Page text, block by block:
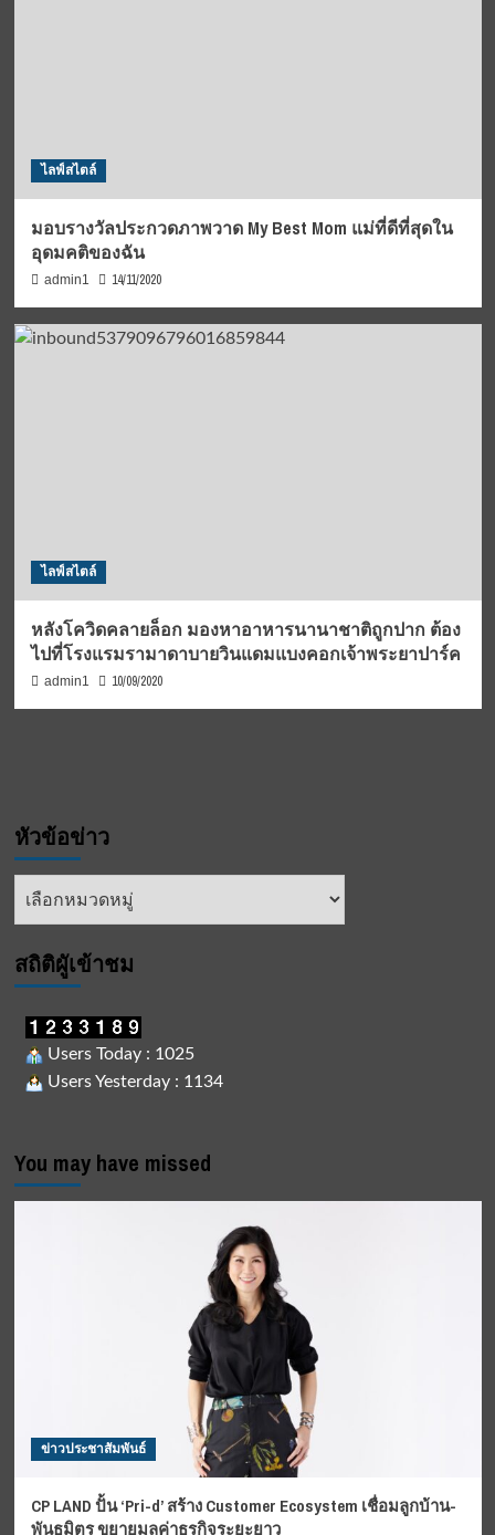
ไลฟ์สไตล์
มอบรางวัลประกวดภาพวาด My Best Mom แม่ที่ดีที่สุดใน
อุดมคติของฉัน
admin1 14/11/2020
ไลฟ์สไตล์
หลังโควิดคลายล็อก มองหาอาหารนานาชาติถูกปาก ต้อง
ไปที่โรงแรมรามาดาบายวินแดมแบงคอกเจ้าพระยาปาร์ค
admin1 10/09/2020
หัวข้อข่าว
หัวข้อ
สถิติผูัเข้าชม
Users Today : 1025
Users Yesterday : 1134
You may have missed
ข่าวประชาสัมพันธ์
CP LAND ปั้น ‘Pri-d’ สร้าง Customer Ecosystem เชื่อมลูกบ้าน-
พันธมิตร ขยายมูลค่าธุรกิจระยะยาว